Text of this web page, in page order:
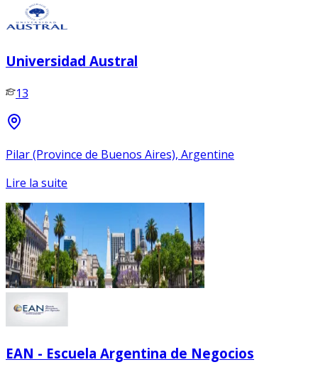
Universidad Austral
13
Pilar (Province de Buenos Aires), Argentine
Lire la suite
EAN - Escuela Argentina de Negocios